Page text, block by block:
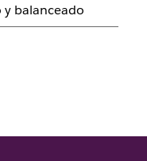
balanceado